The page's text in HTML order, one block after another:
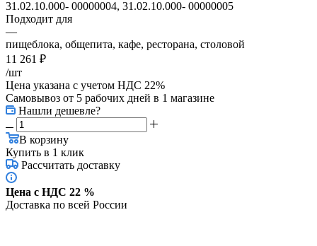
31.02.10.000- 00000004, 31.02.10.000- 00000005
Подходит для
—
пищеблока, общепита, кафе, ресторана, столовой
11 261 ₽
/шт
Цена указана с учетом НДС 22%
Самовывоз от 5 рабочих дней в 1 магазине
Нашли дешевле?
В корзину
Купить в 1 клик
Рассчитать доставку
Цена с НДС 22 %
Доставка по всей России